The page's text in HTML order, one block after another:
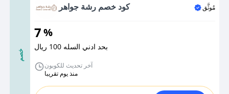
خصم
كود خصم رشة جواهر مُوثَّق
7%
بحد ادني السله 100 ريال
آخر تحديث للكوبون
منذ يوم تقريبا